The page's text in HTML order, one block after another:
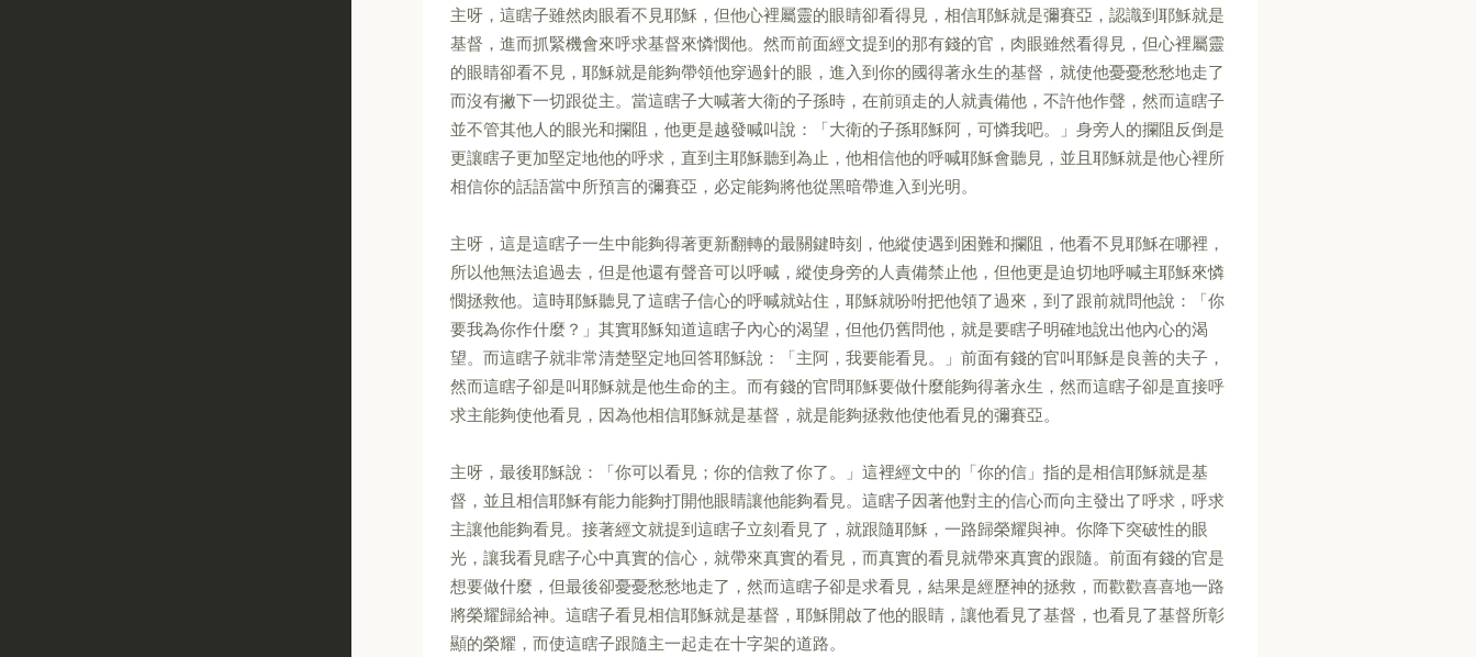
主呀，這瞎子雖然肉眼看不見耶穌，但他心裡屬靈的眼睛卻看得見，相信耶穌就是彌賽亞，認識到耶穌就是
基督，進而抓緊機會來呼求基督來憐憫他。然而前面經文提到的那有錢的官，肉眼雖然看得見，但心裡屬靈
的眼睛卻看不見，耶穌就是能夠帶領他穿過針的眼，進入到你的國得著永生的基督，就使他憂憂愁愁地走了
而沒有撇下一切跟從主。當這瞎子大喊著大衛的子孫時，在前頭走的人就責備他，不許他作聲，然而這瞎子
並不管其他人的眼光和攔阻，他更是越發喊叫說：「大衛的子孫耶穌阿，可憐我吧。」身旁人的攔阻反倒是
更讓瞎子更加堅定地他的呼求，直到主耶穌聽到為止，他相信他的呼喊耶穌會聽見，並且耶穌就是他心裡所
相信你的話語當中所預言的彌賽亞，必定能夠將他從黑暗帶進入到光明。
主呀，這是這瞎子一生中能夠得著更新翻轉的最關鍵時刻，他縱使遇到困難和攔阻，他看不見耶穌在哪裡，
所以他無法追過去，但是他還有聲音可以呼喊，縱使身旁的人責備禁止他，但他更是迫切地呼喊主耶穌來憐
憫拯救他。這時耶穌聽見了這瞎子信心的呼喊就站住，耶穌就吩咐把他領了過來，到了跟前就問他說：「你
要我為你作什麼？」其實耶穌知道這瞎子內心的渴望，但他仍舊問他，就是要瞎子明確地說出他內心的渴
望。而這瞎子就非常清楚堅定地回答耶穌說：「主阿，我要能看見。」前面有錢的官叫耶穌是良善的夫子，
然而這瞎子卻是叫耶穌就是他生命的主。而有錢的官問耶穌要做什麼能夠得著永生，然而這瞎子卻是直接呼
求主能夠使他看見，因為他相信耶穌就是基督，就是能夠拯救他使他看見的彌賽亞。
主呀，最後耶穌說：「你可以看見；你的信救了你了。」這裡經文中的「你的信」指的是相信耶穌就是基
督，並且相信耶穌有能力能夠打開他眼睛讓他能夠看見。這瞎子因著他對主的信心而向主發出了呼求，呼求
主讓他能夠看見。接著經文就提到這瞎子立刻看見了，就跟隨耶穌，一路歸榮耀與神。你降下突破性的眼
光，讓我看見瞎子心中真實的信心，就帶來真實的看見，而真實的看見就帶來真實的跟隨。前面有錢的官是
想要做什麼，但最後卻憂憂愁愁地走了，然而這瞎子卻是求看見，結果是經歷神的拯救，而歡歡喜喜地一路
將榮耀歸給神。這瞎子看見相信耶穌就是基督，耶穌開啟了他的眼睛，讓他看見了基督，也看見了基督所彰
顯的榮耀，而使這瞎子跟隨主一起走在十字架的道路。